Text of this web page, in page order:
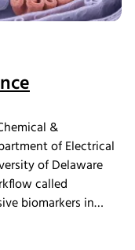
&
of Electrical
of Delaware
called
biomarkers in